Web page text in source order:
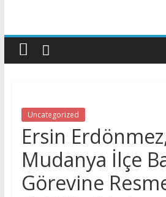
Uncategorized
Ersin
Mudanya İlçe
Görevine